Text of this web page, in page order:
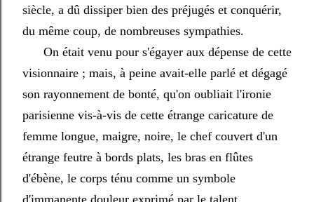
siècle, a dû dissiper bien des préjugés et conquérir,
du même coup, de nombreuses sympathies.
On était venu pour s'égayer aux dépense de cette
visionnaire ; mais, à peine avait-elle parlé et dégagé
son rayonnement de bonté, qu'on oubliait l'ironie
parisienne vis-à-vis de cette étrange caricature de
femme longue, maigre, noire, le chef couvert d'un
étrange feutre à bords plats, les bras en flûtes
d'ébène, le corps ténu comme un symbole
d'immanente douleur exprimé par le talent